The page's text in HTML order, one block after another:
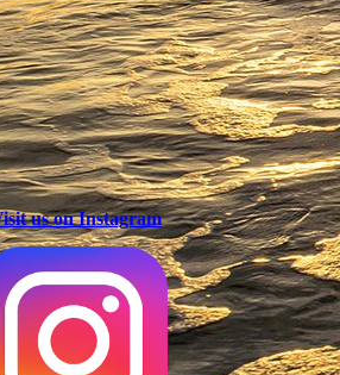
us on Instagram